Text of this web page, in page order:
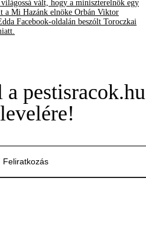
vált, hogy a miniszterelnök egy
a Mi Hazánk elnöke Orbán Viktor
Facebook-oldalán beszólt Toroczkai
pestisracok.hu
Feliratkozás